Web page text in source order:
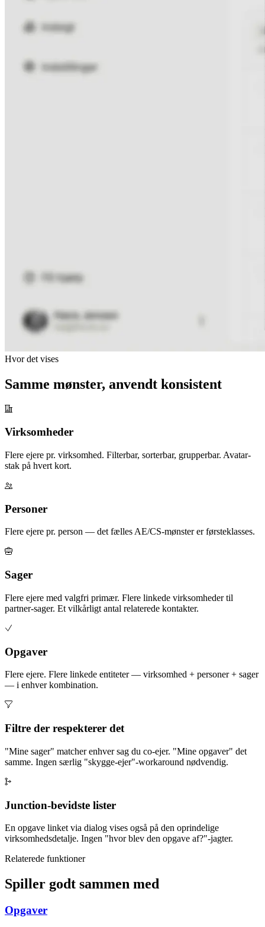
Hvor det vises
Samme mønster, anvendt konsistent
Virksomheder
Flere ejere pr. virksomhed. Filterbar, sorterbar, grupperbar. Avatar-
stak på hvert kort.
Personer
Flere ejere pr. person — det fælles AE/CS-mønster er førsteklasses.
Sager
Flere ejere med valgfri primær. Flere linkede virksomheder til
partner-sager. Et vilkårligt antal relaterede kontakter.
Opgaver
Flere ejere. Flere linkede entiteter — virksomhed + personer + sager
— i enhver kombination.
Filtre der respekterer det
"Mine sager" matcher enhver sag du co-ejer. "Mine opgaver" det
samme. Ingen særlig "skygge-ejer"-workaround nødvendig.
Junction-bevidste lister
En opgave linket via dialog vises også på den oprindelige
virksomhedsdetalje. Ingen "hvor blev den opgave af?"-jagter.
Relaterede funktioner
Spiller godt sammen med
Opgaver